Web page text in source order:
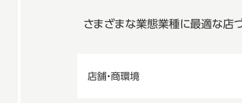
さまざまな業態業種に最適な店
店舗・商環境